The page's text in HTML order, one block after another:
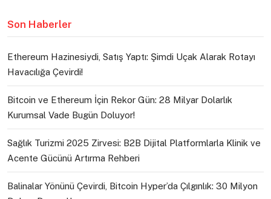
Son Haberler
Ethereum Hazinesiydi, Satış Yaptı: Şimdi Uçak Alarak Rotayı
Havacılığa Çevirdi!
Bitcoin ve Ethereum İçin Rekor Gün: 28 Milyar Dolarlık
Kurumsal Vade Bugün Doluyor!
Sağlık Turizmi 2025 Zirvesi: B2B Dijital Platformlarla Klinik ve
Acente Gücünü Artırma Rehberi
Balinalar Yönünü Çevirdi, Bitcoin Hyper’da Çılgınlık: 30 Milyon